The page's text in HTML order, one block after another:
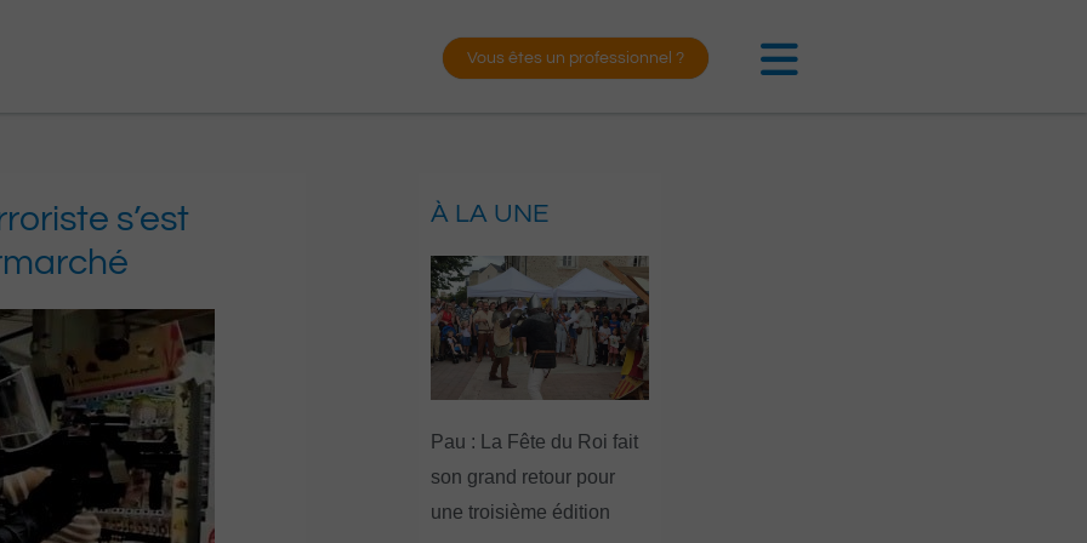
Vous êtes un professionnel ?
s’est
À LA UNE
Pau : La Fête du Roi fait
son grand retour pour
une troisième édition